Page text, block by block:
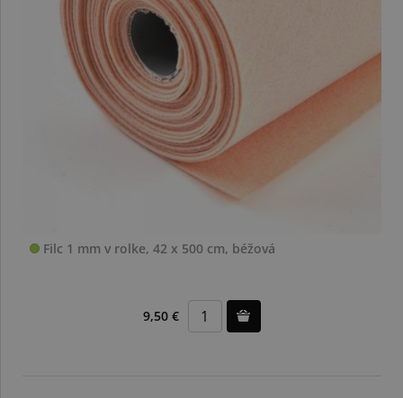
Filc 1 mm v rolke, 42 x 500 cm, béžová
9,50 €